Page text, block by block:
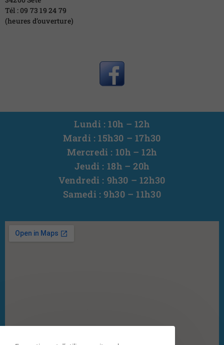
Tél : 09 73 19 24 79
(heures d’ouverture)
Lundi : 10h – 12h
Mardi : 15h30 – 17h30
Mercredi : 10h – 12h
Jeudi : 18h – 20h
Vendredi : 9h30 – 12h30
Samedi : 9h30 – 11h30